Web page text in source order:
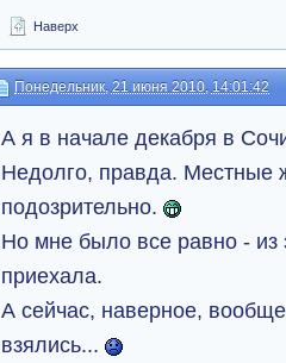
Наверх
Понедельник, 21 июня 2010, 14:01:42
А я в начале декабря в
Недолго, правда. Mестные
подозрительно.
Но мне было все равно - из
приехала.
А сейчас, наверное,
взялись...